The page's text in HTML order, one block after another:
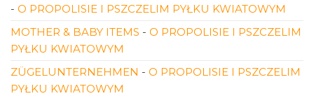
- O PROPOLISIE I PSZCZELIM PYŁKU KWIATOWYM
MOTHER & BABY ITEMS - O PROPOLISIE I PSZCZELIM
PYŁKU KWIATOWYM
ZÜGELUNTERNEHMEN - O PROPOLISIE I PSZCZELIM
PYŁKU KWIATOWYM